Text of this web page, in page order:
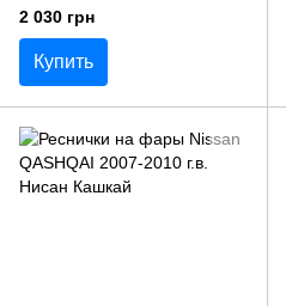
2 030 грн
Купить